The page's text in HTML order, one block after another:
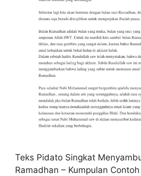
Teks Pidato Singkat
Ramadhan – Kumpulan Contoh